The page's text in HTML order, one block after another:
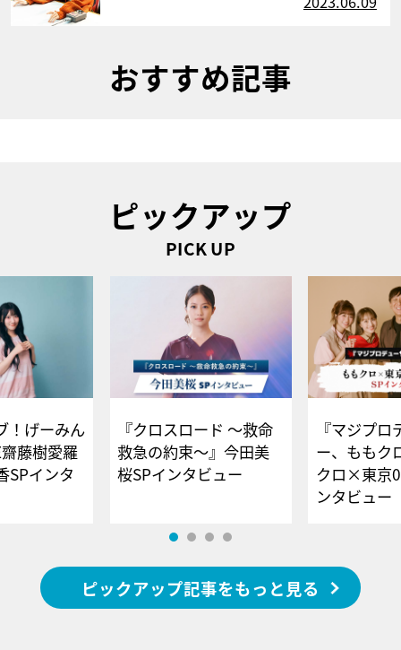
おすすめ記事
ピックアップ
PICK UP
！げーみん
藤樹愛羅
SPインタ
『クロスロード ～救命
救急の約束～』今田美
桜SPインタビュー
『マジプロ
ー、ももク
クロ×東京
ンタビュー
ピックアップ記事をもっと見る